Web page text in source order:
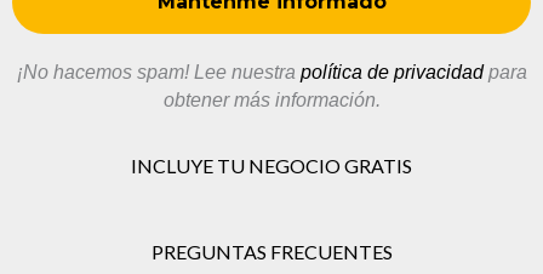
¡No hacemos spam! Lee nuestra política de privacidadpara
obtener más información.
INCLUYE TU NEGOCIO GRATIS
PREGUNTAS FRECUENTES